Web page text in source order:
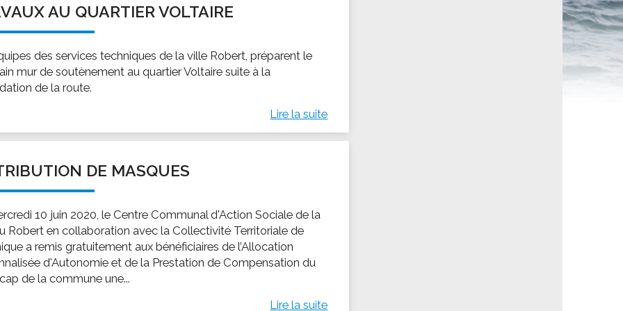
EMPLOI
Offres d'emploi
SOCIAL-SOLIDARITÉ
Le Centre Communal d'Action Social
Antenne Municipale de Développement et de
Epicerie sociale et solidaire "Rayon de Soleil"
locale
et le lycée
local des jeunes
de loisirs - ALSH
famille
ENFANCE
maternelles
LE SERVICE CULTUREL
AU QUARTIER VOLTAIRE
des services techniques de la ville Robert, préparent le
mur de soutènement au quartier Voltaire suite à la
de la route.
Lire la suite
DE MASQUES
10 juin 2020, le Centre Communal d'Action Sociale de la
Robert en collaboration avec la Collectivité Territoriale de
a remis gratuitement aux bénéficiaires de l’Allocation
d'Autonomie et de la Prestation de Compensation du
de la commune une...
Lire la suite